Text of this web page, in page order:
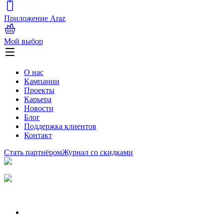
Приложение Araz
Мой выбор
О нас
Кампании
Проекты
Карьера
Новости
Блог
Поддержка клиентов
Контакт
Стать партнёромЖурнал со скидками